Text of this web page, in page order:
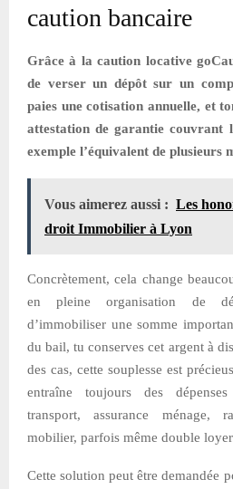
caution bancaire
Grâce à la caution locative
de verser un dépôt sur un
paies une cotisation annuelle, et
attestation de garantie couvrant
exemple l’équivalent de plusieurs
Vous aimerez aussi : Les
droit Immobilier à Lyon
Concrètement, cela change
en pleine organisation de
d’immobiliser une somme
du bail, tu conserves cet argent à
des cas, cette souplesse est
entraîne toujours des
transport, assurance ménage,
mobilier, parfois même double
Cette solution peut être demandée